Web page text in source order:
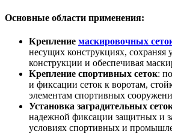
Основные области применения:
Крепление маскировочных
несущих конструкциях, сохраняя
конструкции и обеспечивая
Крепление спортивных сеток:
и фиксации сеток к воротам,
элементам спортивных
Установка заградительных
надежной фиксации защитных и
условиях спортивных и